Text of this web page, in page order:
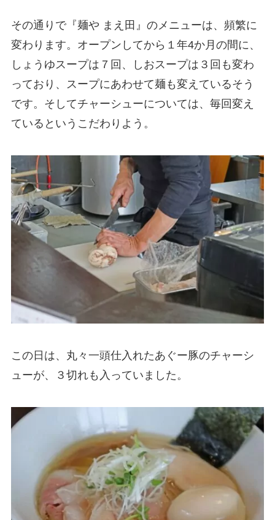
その通りで『麺や まえ田』のメニューは、頻繁に
変わります。オープンしてから１年4か月の間に、
しょうゆスープは７回、しおスープは３回も変わ
っており、スープにあわせて麺も変えているそう
です。そしてチャーシューについては、毎回変え
ているというこだわりよう。
この日は、丸々一頭仕入れたあぐー豚のチャーシ
ューが、３切れも入っていました。